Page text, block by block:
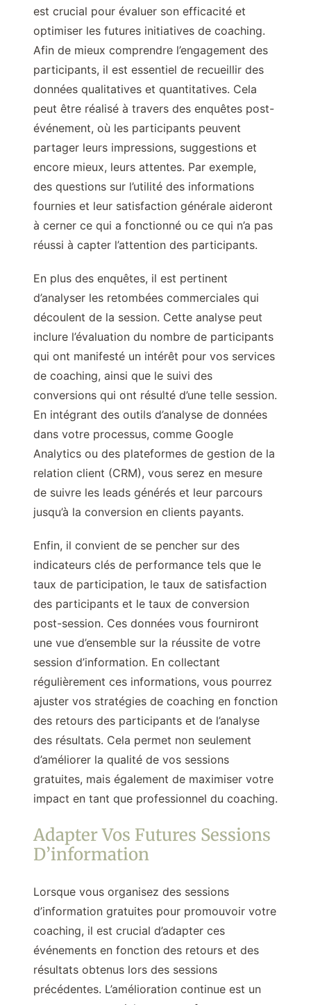
est crucial pour évaluer son efficacité et
optimiser les futures initiatives de coaching.
Afin de mieux comprendre l’engagement des
participants, il est essentiel de recueillir des
données qualitatives et quantitatives. Cela
peut être réalisé à travers des enquêtes post-
événement, où les participants peuvent
partager leurs impressions, suggestions et
encore mieux, leurs attentes. Par exemple,
des questions sur l’utilité des informations
fournies et leur satisfaction générale aideront
à cerner ce qui a fonctionné ou ce qui n’a pas
réussi à capter l’attention des participants.
En plus des enquêtes, il est pertinent
d’analyser les retombées commerciales qui
découlent de la session. Cette analyse peut
inclure l’évaluation du nombre de participants
qui ont manifesté un intérêt pour vos services
de coaching, ainsi que le suivi des
conversions qui ont résulté d’une telle session.
En intégrant des outils d’analyse de données
dans votre processus, comme Google
Analytics ou des plateformes de gestion de la
relation client (CRM), vous serez en mesure
de suivre les leads générés et leur parcours
jusqu’à la conversion en clients payants.
Enfin, il convient de se pencher sur des
indicateurs clés de performance tels que le
taux de participation, le taux de satisfaction
des participants et le taux de conversion
post-session. Ces données vous fourniront
une vue d’ensemble sur la réussite de votre
session d’information. En collectant
régulièrement ces informations, vous pourrez
ajuster vos stratégies de coaching en fonction
des retours des participants et de l’analyse
des résultats. Cela permet non seulement
d’améliorer la qualité de vos sessions
gratuites, mais également de maximiser votre
impact en tant que professionnel du coaching.
Adapter Vos Futures Sessions
D’information
Lorsque vous organisez des sessions
d’information gratuites pour promouvoir votre
coaching, il est crucial d’adapter ces
événements en fonction des retours et des
résultats obtenus lors des sessions
précédentes. L’amélioration continue est un